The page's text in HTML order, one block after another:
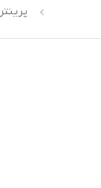
پرینتر